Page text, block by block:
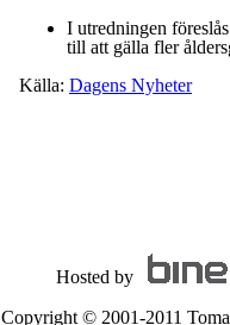
I utredningen
till att gälla fler
Källa: Dagens Nyheter
Hosted by
Copyright © 2001-2011